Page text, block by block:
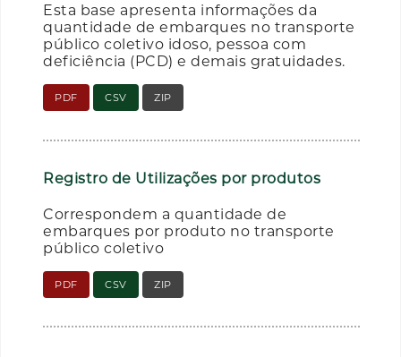
Esta base apresenta informações da
quantidade de embarques no transporte
público coletivo idoso, pessoa com
deficiência (PCD) e demais gratuidades.
PDF CSV ZIP
Registro de Utilizações por produtos
Correspondem a quantidade de
embarques por produto no transporte
público coletivo
PDF CSV ZIP